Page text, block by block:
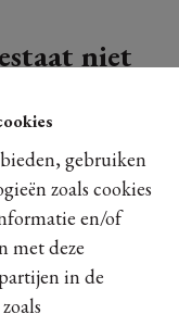
gebruiken
zoals cookies
en/of
met deze
in de
niet
Te huur